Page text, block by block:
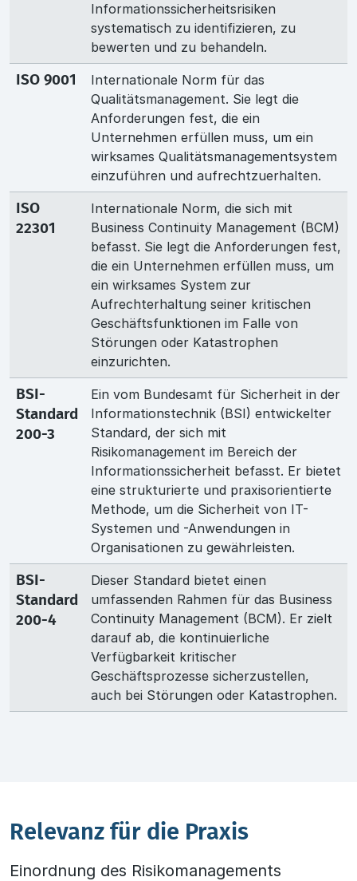
Informationssicherheitsrisiken
systematisch zu identifizieren, zu
bewerten und zu behandeln.
ISO 9001
Internationale Norm für das
Qualitätsmanagement. Sie legt die
Anforderungen fest, die ein
Unternehmen erfüllen muss, um ein
wirksames Qualitätsmanagementsystem
einzuführen und aufrechtzuerhalten.
ISO
22301
Internationale Norm, die sich mit
Business Continuity Management (BCM)
befasst. Sie legt die Anforderungen fest,
die ein Unternehmen erfüllen muss, um
ein wirksames System zur
Aufrechterhaltung seiner kritischen
Geschäftsfunktionen im Falle von
Störungen oder Katastrophen
einzurichten.
BSI-
Standard
200-3
Ein vom Bundesamt für Sicherheit in der
Informationstechnik (BSI) entwickelter
Standard, der sich mit
Risikomanagement im Bereich der
Informationssicherheit befasst. Er bietet
eine strukturierte und praxisorientierte
Methode, um die Sicherheit von IT-
Systemen und -Anwendungen in
Organisationen zu gewährleisten.
BSI-
Standard
200-4
Dieser Standard bietet einen
umfassenden Rahmen für das Business
Continuity Management (BCM). Er zielt
darauf ab, die kontinuierliche
Verfügbarkeit kritischer
Geschäftsprozesse sicherzustellen,
auch bei Störungen oder Katastrophen.
Relevanz für die Praxis
Einordnung des Risikomanagements